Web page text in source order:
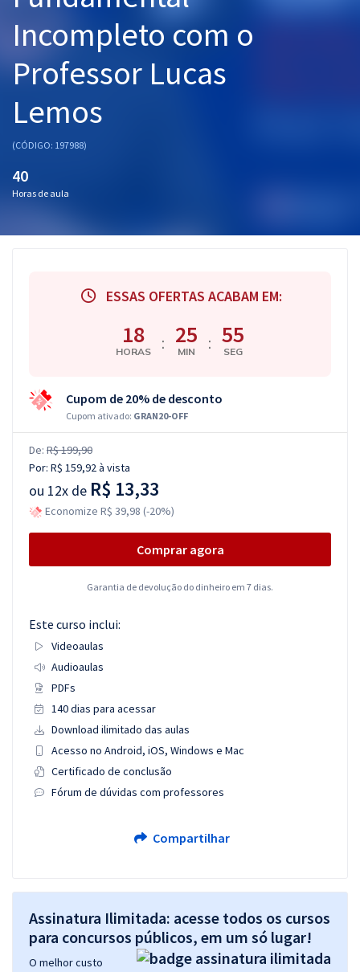
Questões grátis
Conteúdo gratuito
Aprovados
Incompleto com o
Professor Lucas
Lemos
(CÓDIGO: 197988)
40
Horas de aula
ESSAS OFERTAS ACABAM EM:
18
HORAS : 25
MIN : 55
SEG
Cupom de 20% de desconto
Cupom ativado: GRAN20-OFF
De: R$ 199,90
Por: R$ 159,92à vista
ou 12x de R$ 13,33
Economize R$ 39,98 (-20%)
Comprar agora
Garantia de devolução do dinheiro em 7 dias.
Este curso inclui:
Videoaulas
Audioaulas
PDFs
140 dias para acessar
Download ilimitado das aulas
Acesso no Android, iOS, Windows e Mac
Certificado de conclusão
Fórum de dúvidas com professores
Compartilhar
Assinatura Ilimitada: acesse todos os cursos
para concursos públicos, em um só lugar!
O melhor custo